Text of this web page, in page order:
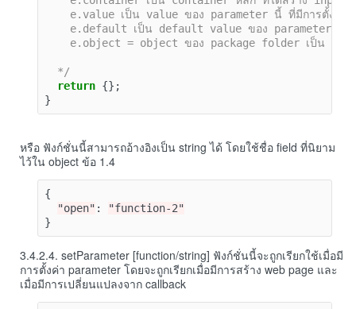
e.value เป็น value ของ parameter นี้ ที่มีการตั้งค่า
    e.default เป็น default value ของ parameter นี้
e.object = object ของ package folder เป็น
  */
return {};
}
หรือ ฟังก์ชั่นนี้สามารถอ้างอิงเป็น string ได้ โดยใช้ชื่อ field ที่นิยาม
ไว้ใน object ข้อ 1.4
{
"open" :
"function-2"
}
3.4.2.4. setParameter [function/string] ฟังก์ชั่นนี้จะถูกเรียกใช้เมื่อมี
การตั้งค่า parameter โดยจะถูกเรียกเมื่อมีการสร้าง web page และ
เมื่อมีการเปลี่ยนแปลงจาก callback